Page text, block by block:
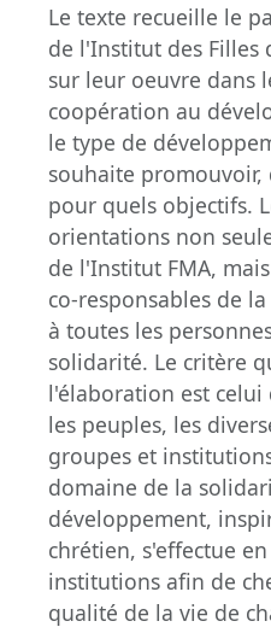
Le texte recueille le
de l'Institut des Filles
sur leur oeuvre dans
coopération au
le type de
souhaite
pour quels objectifs.
orientations non
de l'Institut FMA,
co-responsables de
à toutes les
solidarité. Le critère
l'élaboration est
les peuples, les
groupes et
domaine de la
développement,
chrétien, s'effectue
institutions afin de
qualité de la vie de